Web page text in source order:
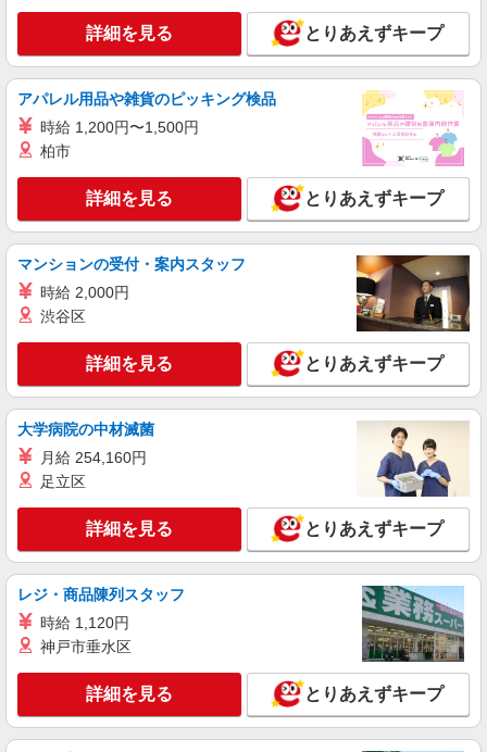
（上記給与とは別に支給） 下記資格をお持ちの方
歓迎 ・認知症介護基礎研修 ・初任者研修 ・実務
者研修 ・介護福祉士 など
株式会社kotrio /●YK-S-2083349
働きながら資格取得を目指せる！デイのパート
時給1550円〜2312円 ＜交通費全支給(ガソリ
ン代含む)＞
キープ 詳細を見る
派遣社員
株式会社トラストグロース 新宿本社 第2営業部
特別養護老人ホームでの介護士
時給：1550円〜 ※資格や経験などによる
神奈川県横浜市泉区
キープ 詳細を見る
アルバイト パート
グループホーム ソラストいずみ/1480000065-001
介護職員（ヘルパー）（役職なし）
時給1,360円 ＜給与補足＞※深夜割増（22〜5
時）、夜勤手当（8,500円/回）
神奈川県横浜市泉区和泉が丘1-16-3
キープ 詳細を見る
職業紹介
株式会社kotrio /●YK-S-2097034
住宅型有料老人ホームSTAFF＊無理なく、長
く続けられる環境＊
詳細を見る とりあえずキープ
アパレル用品や雑貨のピッキング検品
時給 1,200円〜1,500円
柏市
詳細を見る とりあえずキープ
マンションの受付・案内スタッフ
時給 2,000円
渋谷区
詳細を見る とりあえずキープ
大学病院の中材滅菌
月給 254,160円
足立区
詳細を見る とりあえずキープ
レジ・商品陳列スタッフ
時給 1,120円
神戸市垂水区
詳細を見る とりあえずキープ